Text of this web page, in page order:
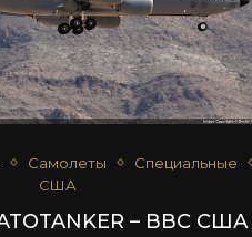
Самолеты
Специальные
США
– ВВС США